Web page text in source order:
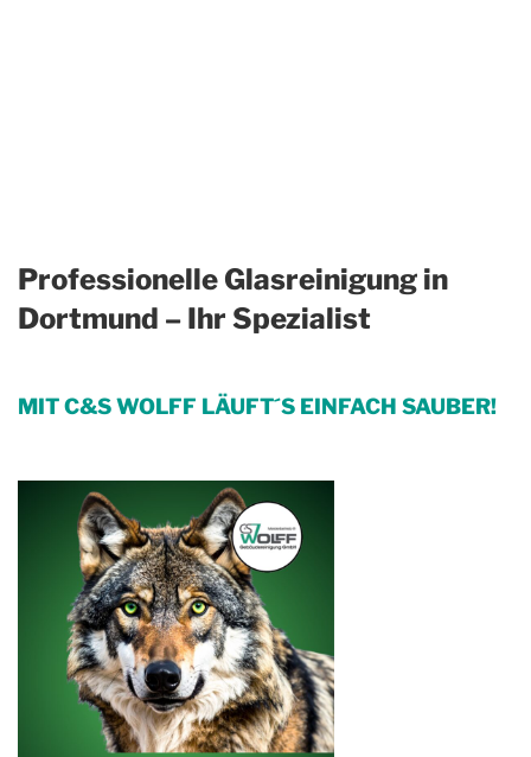
Professionelle Glasreinigung in
Dortmund – Ihr Spezialist
MIT C&S WOLFF LÄUFT´S EINFACH SAUBER!